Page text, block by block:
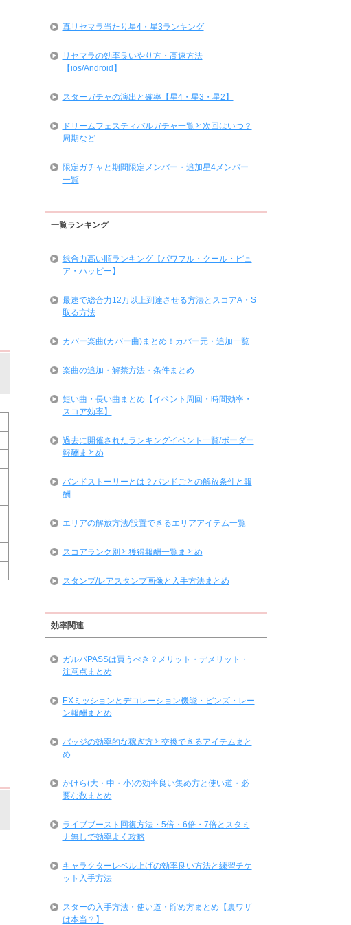
真リセマラ当たり星4・星3ランキング
リセマラの効率良いやり方・高速方法
【ios/Android】
スターガチャの演出と確率【星4・星3・星2】
ドリームフェスティバルガチャ一覧と次回はいつ？
周期など
限定ガチャと期間限定メンバー・追加星4メンバー
一覧
一覧ランキング
総合力高い順ランキング【パワフル・クール・ピュ
ア・ハッピー】
最速で総合力12万以上到達させる方法とスコアA・S
取る方法
カバー楽曲(カバー曲)まとめ！カバー元・追加一覧
楽曲の追加・解禁方法・条件まとめ
短い曲・長い曲まとめ【イベント周回・時間効率・
スコア効率】
過去に開催されたランキングイベント一覧/ボーダー
報酬まとめ
バンドストーリーとは？バンドごとの解放条件と報
酬
エリアの解放方法/設置できるエリアアイテム一覧
スコアランク別と獲得報酬一覧まとめ
スタンプ/レアスタンプ画像と入手方法まとめ
効率関連
ガルパPASSは買うべき？メリット・デメリット・
注意点まとめ
EXミッションとデコレーション機能・ピンズ・レー
ン報酬まとめ
バッジの効率的な稼ぎ方と交換できるアイテムまと
め
かけら(大・中・小)の効率良い集め方と使い道・必
要な数まとめ
ライブブースト回復方法・5倍・6倍・7倍とスタミ
ナ無しで効率よく攻略
キャラクターレベル上げの効率良い方法と練習チケ
ット入手方法
スターの入手方法・使い道・貯め方まとめ【裏ワザ
は本当？】